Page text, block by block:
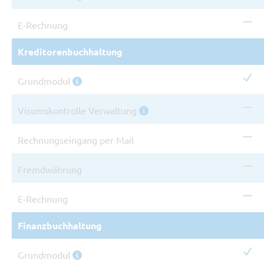
E-Rechnung
Kreditorenbuchhaltung
Grundmodul
Visumskontrolle Verwaltung
Rechnungseingang per Mail
Fremdwährung
E-Rechnung
Finanzbuchhaltung
Grundmodul